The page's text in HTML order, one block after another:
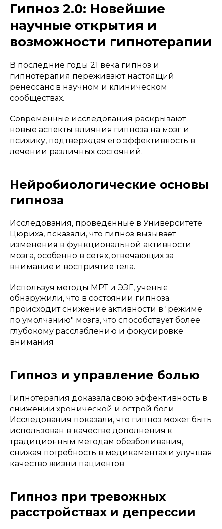
Гипноз 2.0: Новейшие
научные открытия и
возможности гипнотерапии
В последние годы 21 века гипноз и
гипнотерапия переживают настоящий
ренессанс в научном и клиническом
сообществах.
Современные исследования раскрывают
новые аспекты влияния гипноза на мозг и
психику, подтверждая его эффективность в
лечении различных состояний.
Нейробиологические основы
гипноза
Исследования, проведенные в Университете
Цюриха, показали, что гипноз вызывает
изменения в функциональной активности
мозга, особенно в сетях, отвечающих за
внимание и восприятие тела.
Используя методы МРТ и ЭЭГ, ученые
обнаружили, что в состоянии гипноза
происходит снижение активности в "режиме
по умолчанию" мозга, что способствует более
глубокому расслаблению и фокусировке
внимания
Гипноз и управление болью
Гипнотерапия доказала свою эффективность в
снижении хронической и острой боли.
Исследования показали, что гипноз может быть
использован в качестве дополнения к
традиционным методам обезболивания,
снижая потребность в медикаментах и улучшая
качество жизни пациентов
Гипноз при тревожных
расстройствах и депрессии